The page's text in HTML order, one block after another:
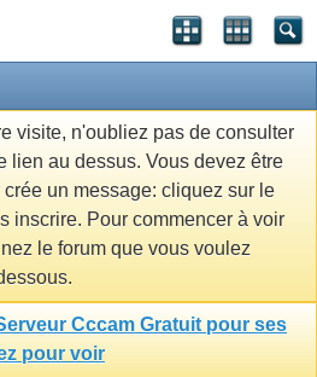
visite, n'oubliez pas de consulter
lien au dessus. Vous devez être
un message: cliquez sur le
inscrire. Pour commencer à voir
le forum que vous voulez
Cccam Gratuit pour ses
pour voir